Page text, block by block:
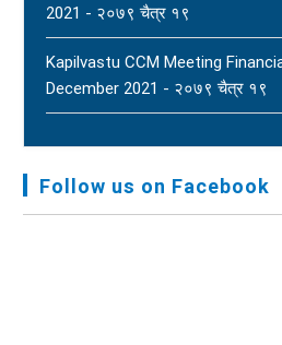
2021 - २०७९ चैत्र १९
Kapilvastu CCM Meeting
December 2021 - २०७९ चैत्र १९
Audit Report FY-2076-077 -
Follow us on Facebook